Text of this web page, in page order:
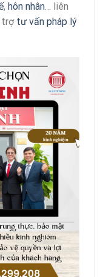
, hôn nhân… liên
trợ tư vấn pháp lý